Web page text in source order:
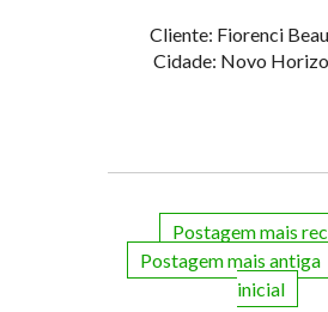
Cliente: Fiorenci
Cidade: Novo
Postagem mais
Postagem mais antiga
inicial